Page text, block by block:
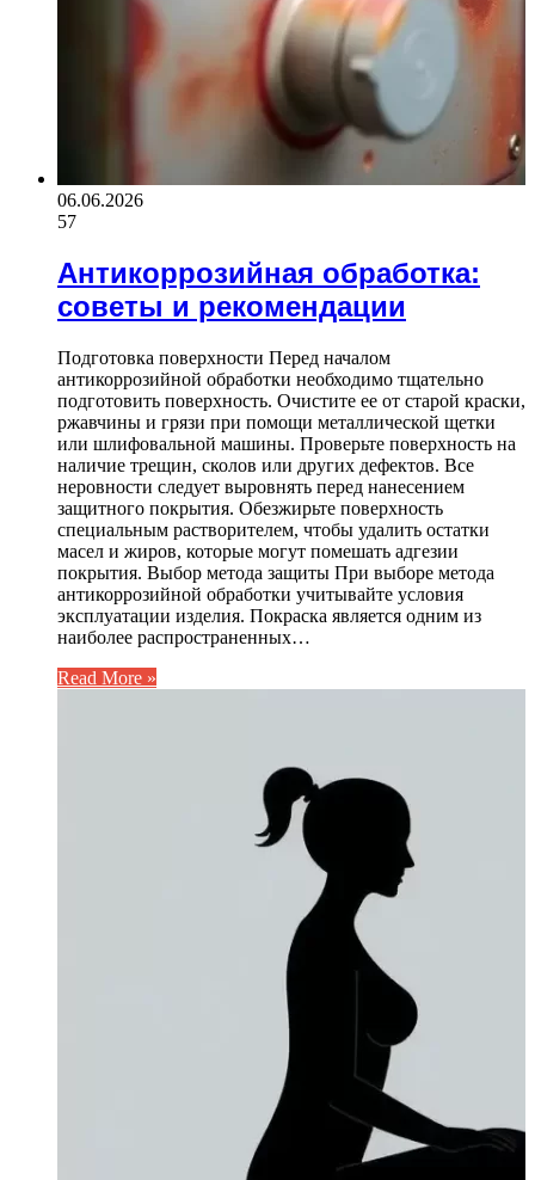
06.06.2026
57
Антикоррозийная обработка:
советы и рекомендации
Подготовка поверхности Перед началом
антикоррозийной обработки необходимо тщательно
подготовить поверхность. Очистите ее от старой краски,
ржавчины и грязи при помощи металлической щетки
или шлифовальной машины. Проверьте поверхность на
наличие трещин, сколов или других дефектов. Все
неровности следует выровнять перед нанесением
защитного покрытия. Обезжирьте поверхность
специальным растворителем, чтобы удалить остатки
масел и жиров, которые могут помешать адгезии
покрытия. Выбор метода защиты При выборе метода
антикоррозийной обработки учитывайте условия
эксплуатации изделия. Покраска является одним из
наиболее распространенных…
Read More »